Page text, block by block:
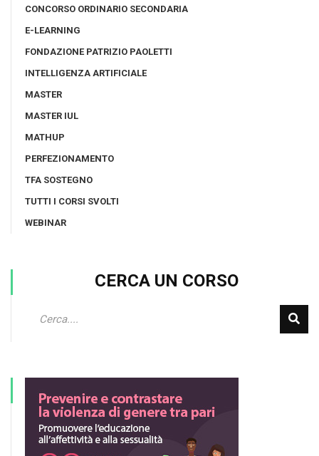
CONCORSO ORDINARIO SECONDARIA
E-LEARNING
FONDAZIONE PATRIZIO PAOLETTI
INTELLIGENZA ARTIFICIALE
MASTER
MASTER IUL
MATHUP
PERFEZIONAMENTO
TFA SOSTEGNO
TUTTI I CORSI SVOLTI
WEBINAR
CERCA UN CORSO